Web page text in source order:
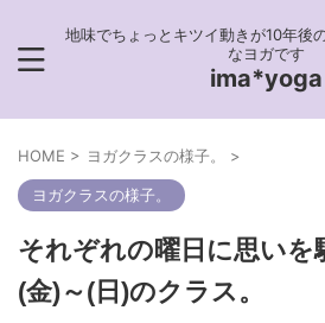
地味でちょっとキツイ動きが10年後
なヨガです
ima*yoga
HOME > ヨガクラスの様子。 >
ヨガクラスの様子。
それぞれの曜日に思いを
(金)～(日)のクラス。